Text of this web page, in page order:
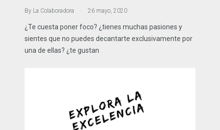
By La Colaboradora . 26 mayo, 2020
¿Te cuesta poner foco? ¿tienes muchas pasiones y
sientes que no puedes decantarte exclusivamente por
una de ellas? ¿te gustan